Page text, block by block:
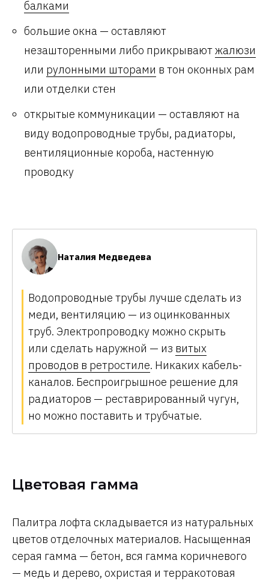
балками
большие окна — оставляют
незашторенными либо прикрываютжалюзи
или рулонными шторами в тон оконных рам
или отделки стен
открытые коммуникации — оставляют на
виду водопроводные трубы, радиаторы,
вентиляционные короба, настенную
проводку
Наталия Медведева
Водопроводные трубы лучше сделать из
меди, вентиляцию — из оцинкованных
труб. Электропроводку можно скрыть
или сделать наружной — из витых
проводов в ретростиле. Никаких кабель-
каналов. Беспроигрышное решение для
радиаторов — реставрированный чугун,
но можно поставить и трубчатые.
Цветовая гамма
Палитра лофта складывается из натуральных
цветов отделочных материалов. Насыщенная
серая гамма — бетон, вся гамма коричневого
— медь и дерево, охристая и терракотовая